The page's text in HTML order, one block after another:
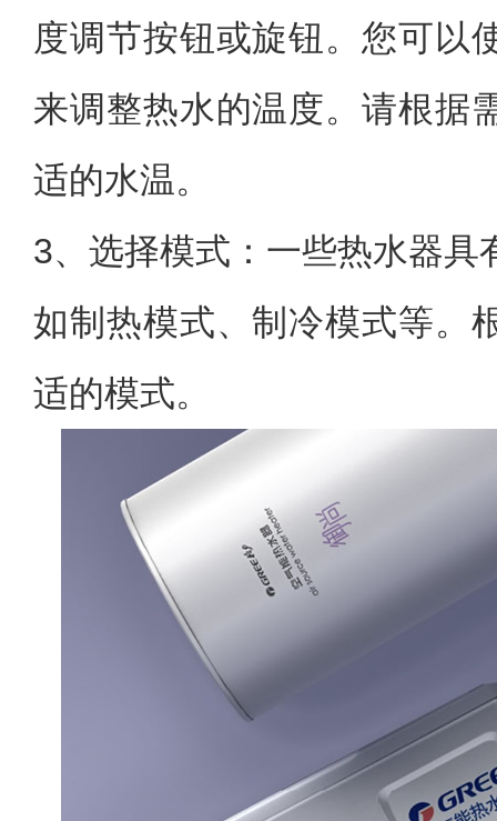
度调节按钮或旋钮。您可以
来调整热水的温度。请根据
适的水温。
3、选择模式：一些热水器具
如制热模式、制冷模式等。
适的模式。